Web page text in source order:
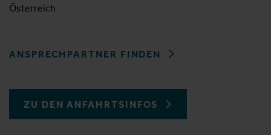
Österreich
ANSPRECHPARTNER FINDEN
ZU DEN ANFAHRTSINFOS